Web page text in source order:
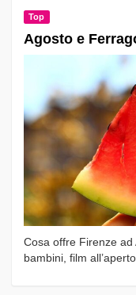
Top
Agosto e
Cosa offre Firenze
bambini, film